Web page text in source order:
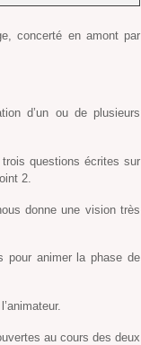
concerté en amont par
d’un ou de plusieurs
questions écrites sur
2.
donne une vision très
pour animer la phase de
au cours des deux